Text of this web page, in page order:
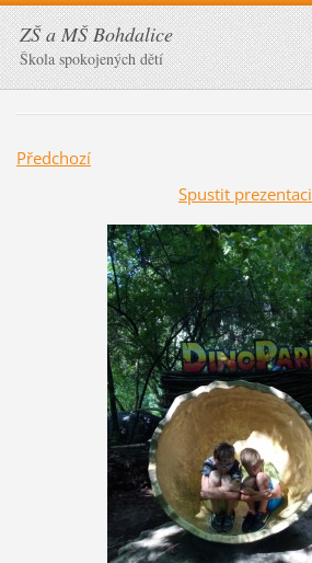
ZŠ a MŠ Bohdalice
Škola spokojených dětí
Předchozí
Spustit prezentaci